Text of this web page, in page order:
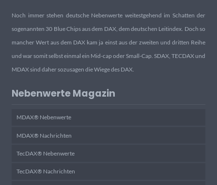
Noch immer stehen deutsche Nebenwerte weitestgehend im Schatten der
sogenannten 30 Blue Chips aus dem DAX, dem deutschen Leitindex. Doch so
mancher Wert aus dem DAX kam ja einst aus der zweiten und dritten Reihe
und war somit selbst einmal ein Mid-cap oder Small-Cap. SDAX, TECDAX und
MDAX sind daher sozusagen die Wiege des DAX.
Nebenwerte Magazin
MDAX® Nebenwerte
MDAX® Nachrichten
TecDAX® Nebenwerte
TecDAX® Nachrichten